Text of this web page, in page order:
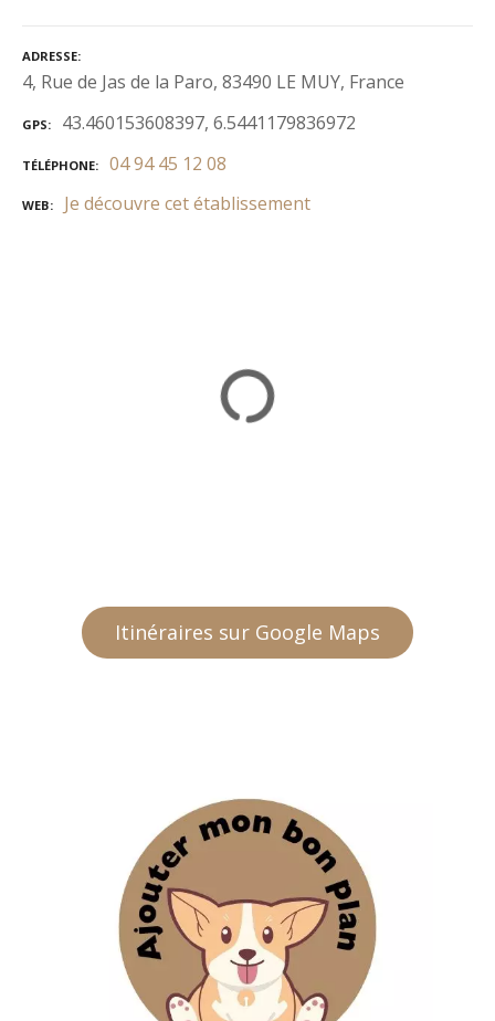
ADRESSE
4, Rue de Jas de la Paro, 83490 LE MUY, France
GPS 43.460153608397, 6.5441179836972
TÉLÉPHONE 04 94 45 12 08
WEB Je découvre cet établissement
Itinéraires sur Google Maps